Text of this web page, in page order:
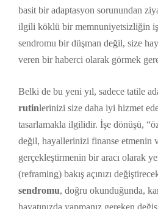
basit bir adaptasyon sorunundan
ilgili köklü bir memnuniyetsizliğin
sendromu bir düşman değil, size
veren bir haberci olarak görmek
Belki de bu yeni yıl, sadece tatile
rutinlerinizi size daha iyi hizmet
tasarlamakla ilgilidir. İşe dönüşü,
değil, hayallerinizi finanse etmenin
gerçekleştirmenin bir aracı olarak
(reframing) bakış açınızı
sendromu, doğru okunduğunda,